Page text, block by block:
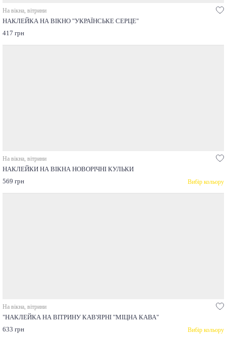
На вікна, вітрини
НАКЛЕЙКА НА ВІКНО "УКРАЇНСЬКЕ СЕРЦЕ"
417 грн
На вікна, вітрини
НАКЛЕЙКИ НА ВІКНА НОВОРІЧНІ КУЛЬКИ
569 грн
Вибір кольору
На вікна, вітрини
"НАКЛЕЙКА НА ВІТРИНУ КАВ'ЯРНІ "МІЦНА КАВА"
633 грн
Вибір кольору